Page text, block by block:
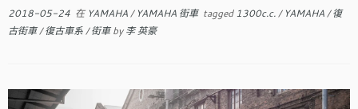
2018-05-24 在 YAMAHA/ YAMAHA 街車 tagged1300c.c./ YAMAHA/復
古街車/復古車系/街車by李 英豪